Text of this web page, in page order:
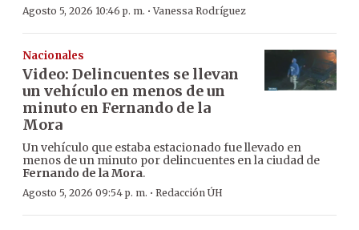
Agosto 5, 2026 10:46 p. m. ·Vanessa Rodríguez
Nacionales
Video: Delincuentes se llevan
un vehículo en menos de un
minuto en Fernando de la
Mora
Un vehículo que estaba estacionado fue llevado en
menos de un minuto por delincuentes en la ciudad de
Fernando de la Mora.
Agosto 5, 2026 09:54 p. m. · Redacción ÚH